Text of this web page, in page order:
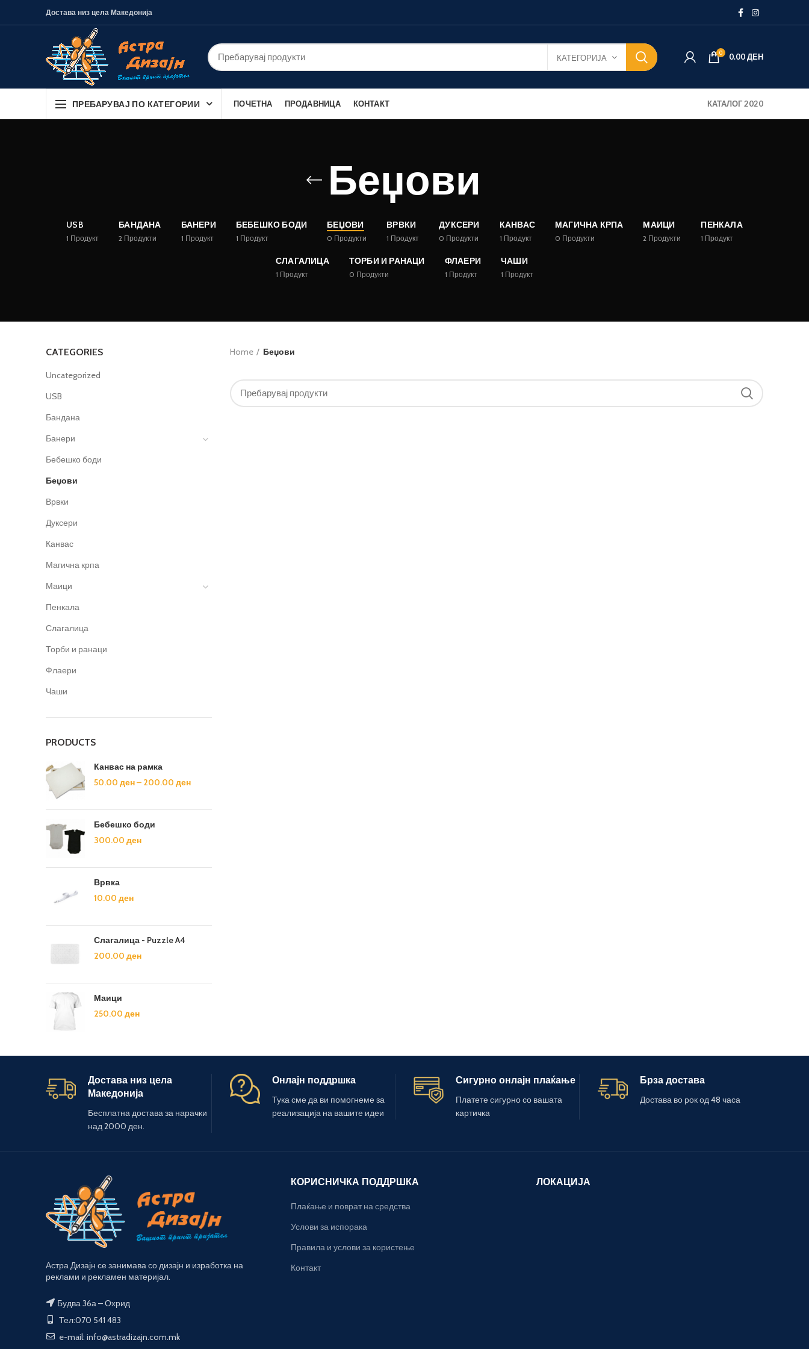
Достава низ цела Македонија
КАТЕГОРИЈА
0 0.00ДЕН
ПРЕБАРУВАЈ ПО КАТЕГОРИИ ПОЧЕТНА ПРОДАВНИЦА КОНТАКТ КАТАЛОГ 2020
Беџови
USB
1 Продукт
БАНДАНА
2 Продукти
БАНЕРИ
1 Продукт
БЕБЕШКО БОДИ
1 Продукт
БЕЏОВИ
0 Продукти
ВРВКИ
1 Продукт
ДУКСЕРИ
0 Продукти
КАНВАС
1 Продукт
МАГИЧНА КРПА
0 Продукти
МАИЦИ
2 Продукти
ПЕНКАЛА
1 Продукт
СЛАГАЛИЦА
1 Продукт
ТОРБИ И РАНАЦИ
0 Продукти
ФЛАЕРИ
1 Продукт
ЧАШИ
1 Продукт
CATEGORIES
Uncategorized
USB
Бандана
Банери
Бебешко боди
Беџови
Врвки
Дуксери
Канвас
Магична крпа
Маици
Пенкала
Слагалица
Торби и ранаци
Флаери
Чаши
PRODUCTS
Канвас на рамка
50.00 ден– 200.00 ден
Бебешко боди
300.00 ден
Врвка
10.00 ден
Слагалица - Puzzle A4
200.00 ден
Маици
250.00 ден
Home Беџови
Достава низ цела
Македонија
Бесплатна достава за нарачки
над 2000 ден.
Онлајн поддршка
Тука сме да ви помогнеме за
реализација на вашите идеи
Сигурно онлајн плаќање
Платете сигурно со вашата
картичка
Брза достава
Достава во рок од 48 часа
Астра Дизајн се занимава со дизајн и изработка на
реклами и рекламен материјал.
Будва 36а – Охрид
Тел:070 541 483
e-mail: info@astradizajn.com.mk
КОРИСНИЧКА ПОДДРШКА
Плаќање и поврат на средства
Услови за испорака
Правила и услови за користење
Контакт
ЛОКАЦИЈА